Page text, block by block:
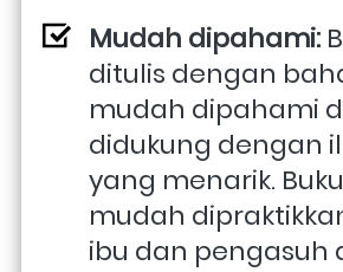
Mudah dipahami:
ditulis dengan
mudah dipahami
didukung dengan
yang menarik.
mudah
ibu dan pengasuh